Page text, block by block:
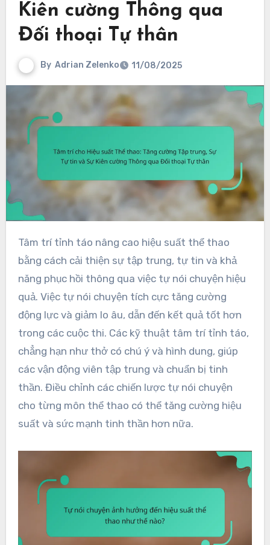
Kiên cường Thông qua
Đối thoại Tự thân
By Adrian Zelenko 11/08/2025
Tâm trí tỉnh táo nâng cao hiệu suất thể thao
bằng cách cải thiện sự tập trung, tự tin và khả
năng phục hồi thông qua việc tự nói chuyện hiệu
quả. Việc tự nói chuyện tích cực tăng cường
động lực và giảm lo âu, dẫn đến kết quả tốt hơn
trong các cuộc thi. Các kỹ thuật tâm trí tỉnh táo,
chẳng hạn như thở có chú ý và hình dung, giúp
các vận động viên tập trung và chuẩn bị tinh
thần. Điều chỉnh các chiến lược tự nói chuyện
cho từng môn thể thao có thể tăng cường hiệu
suất và sức mạnh tinh thần hơn nữa.